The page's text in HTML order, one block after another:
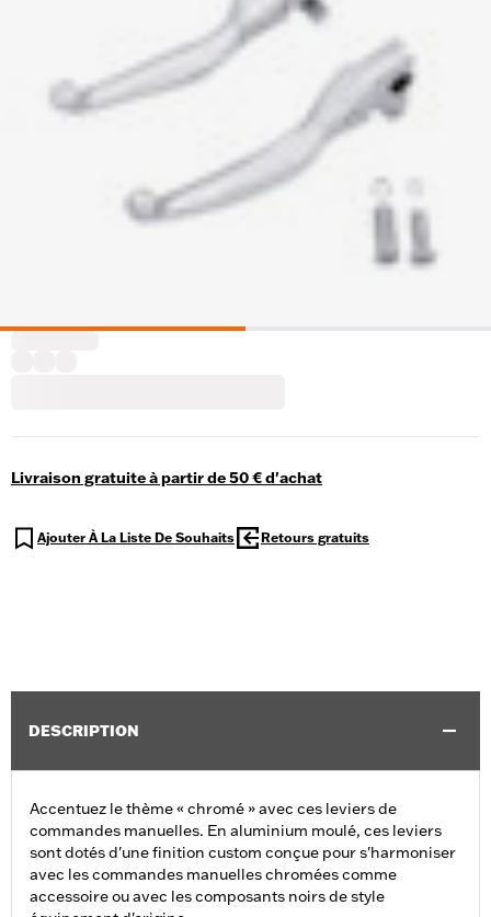
Livraison gratuite à partir de 50 € d'achat
Ajouter À La Liste De Souhaits Retours gratuits
DESCRIPTION
Accentuez le thème « chromé » avec ces leviers de
commandes manuelles. En aluminium moulé, ces leviers
sont dotés d'une finition custom conçue pour s'harmoniser
avec les commandes manuelles chromées comme
accessoire ou avec les composants noirs de style